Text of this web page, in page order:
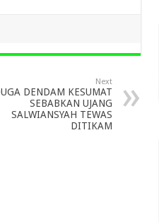
Next
DENDAM KESUMAT
SEBABKAN UJANG
SALWIANSYAH TEWAS
DITIKAM